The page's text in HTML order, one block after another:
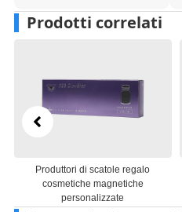
Prodotti correlati
Produttori di confezioni regalo in
cartone personalizzate
Domande frequenti